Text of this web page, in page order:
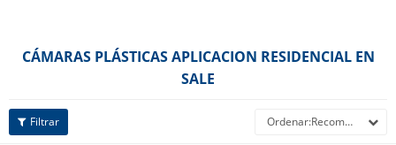
CÁMARAS PLÁSTICAS APLICACION RESIDENCIAL EN
SALE
Recomendados